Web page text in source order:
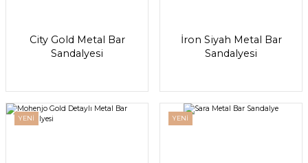
City Gold Metal Bar
Sandalyesi
İron Siyah Metal Bar
Sandalyesi
YENİ YENİ